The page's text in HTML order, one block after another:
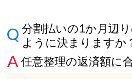
分割払いの1か月辺
ように決まりますか
任意整理の返済額に